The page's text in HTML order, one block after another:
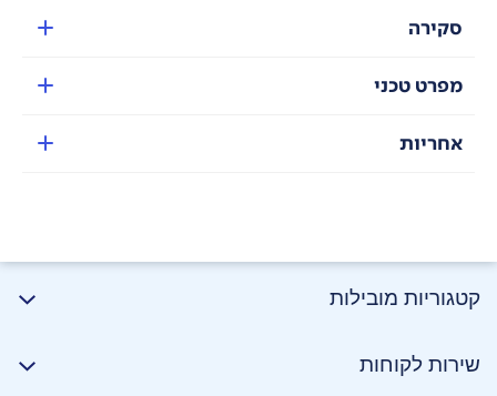
סקירה
מפרט טכני
אחריות
קטגוריות מובילות
שירות לקוחות